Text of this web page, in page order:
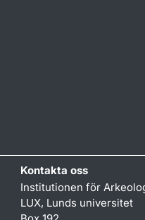
Kontakta oss
Institutionen för
LUX, Lunds universitet